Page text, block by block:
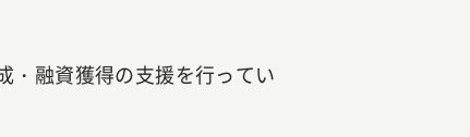
・融資獲得の支援を行ってい